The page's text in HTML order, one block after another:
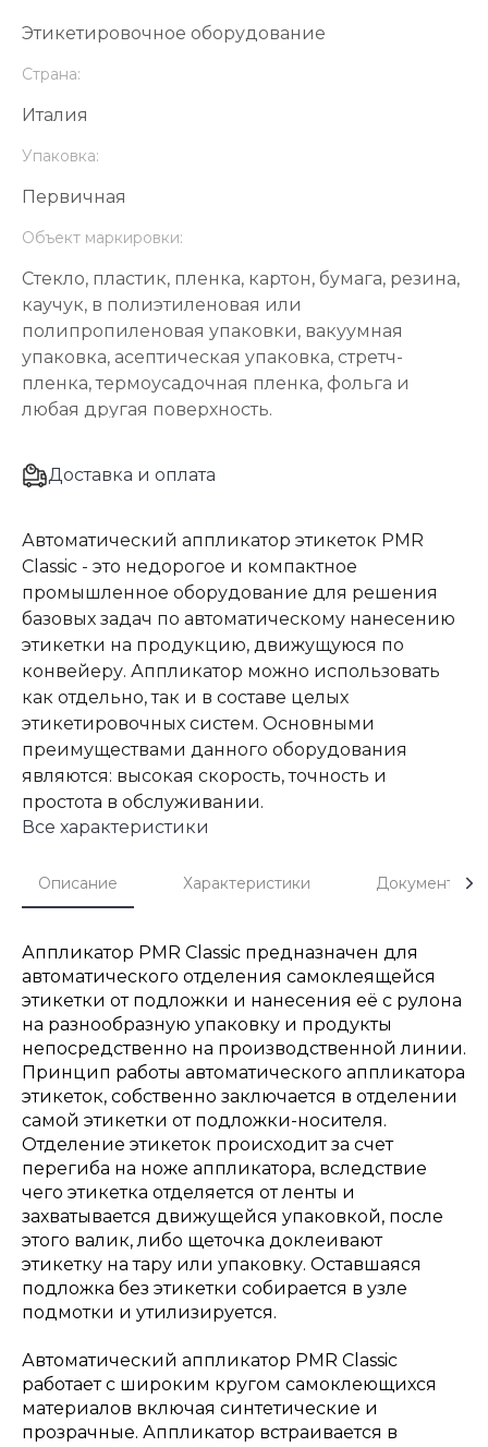
Этикетировочное оборудование
Страна:
Италия
Упаковка:
Первичная
Объект маркировки:
Стекло, пластик, пленка, картон, бумага, резина,
каучук, в полиэтиленовая или
полипропиленовая упаковки, вакуумная
упаковка, асептическая упаковка, стретч-
пленка, термоусадочная пленка, фольга и
любая другая поверхность.
Доставка и оплата
Автоматический аппликатор этикеток PMR
Classic - это недорогое и компактное
промышленное оборудование для решения
базовых задач по автоматическому нанесению
этикетки на продукцию, движущуюся по
конвейеру. Аппликатор можно использовать
как отдельно, так и в составе целых
этикетировочных систем. Основными
преимуществами данного оборудования
являются: высокая скорость, точность и
простота в обслуживании.
Все характеристики
Описание Характеристики Документы
Аппликатор PMR Classic предназначен для
автоматического отделения самоклеящейся
этикетки от подложки и нанесения её с рулона
на разнообразную упаковку и продукты
непосредственно на производственной линии.
Принцип работы автоматического аппликатора
этикеток, собственно заключается в отделении
самой этикетки от подложки-носителя.
Отделение этикеток происходит за счет
перегиба на ноже аппликатора, вследствие
чего этикетка отделяется от ленты и
захватывается движущейся упаковкой, после
этого валик, либо щеточка доклеивают
этикетку на тару или упаковку. Оставшаяся
подложка без этикетки собирается в узле
подмотки и утилизируется.
Автоматический аппликатор PMR Classic
работает с широким кругом самоклеющихся
материалов включая синтетические и
прозрачные. Аппликатор встраивается в